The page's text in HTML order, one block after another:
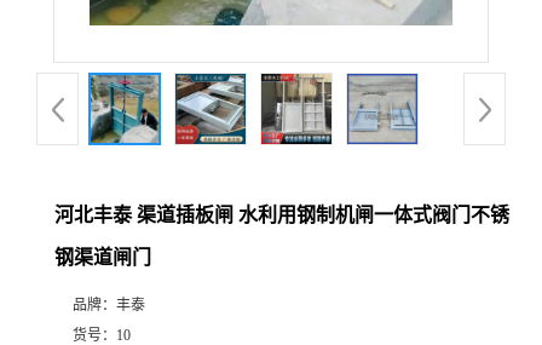
河北丰泰 渠道插板闸 水利用钢制机闸一体式阀门不锈
钢渠道闸门
品牌： 丰泰
货号： 10